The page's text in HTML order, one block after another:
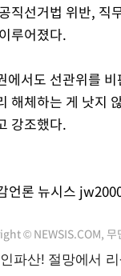
직선거법 위반, 직
루어졌다.
에서도 선관위를
해체하는 게 낫지
강조했다.
론 뉴시스
© NEWSIS.COM, 무